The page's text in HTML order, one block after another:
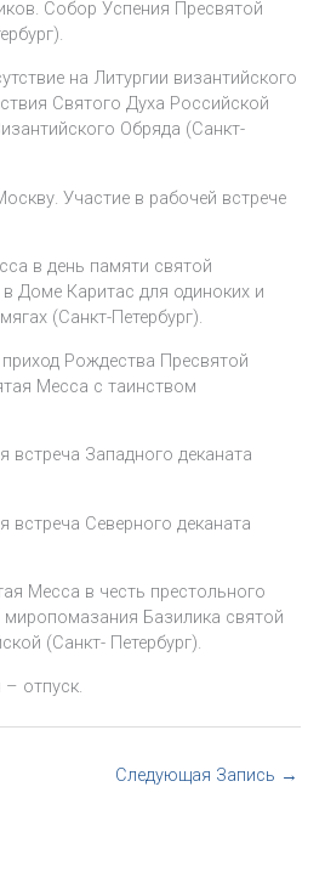
Собор Успения Пресвятой
на Литургии византийского
Святого Духа Российской
Обряда (Санкт-
Участие в рабочей встрече
в день памяти святой
Доме Каритас для одиноких и
(Санкт-Петербург).
Рождества Пресвятой
Месса с таинством
встреча Западного деканата
встреча Северного деканата
Месса в честь престольного
Базилика святой
(Санкт- Петербург).
отпуск.
Следующая Запись →